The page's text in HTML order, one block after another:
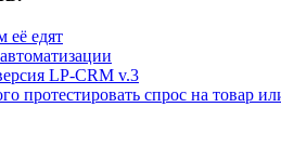
её едят
LP-CRM v.3
протестировать спрос на товар